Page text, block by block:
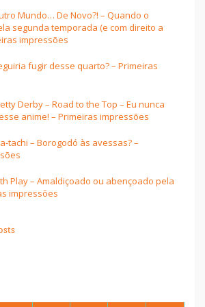
Mundo… De Novo?! – Quando o
segunda temporada (e com direito a
impressões
fugir desse quarto? – Primeiras
Derby – Road to the Top – Eu nunca
anime! – Primeiras impressões
tachi – Borogodó às avessas? –
Play – Amaldiçoado ou abençoado pela
impressões